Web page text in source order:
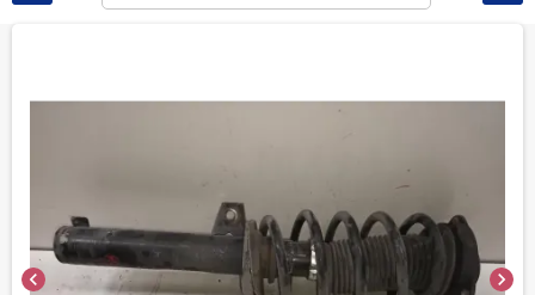
chevron_left chevron_right